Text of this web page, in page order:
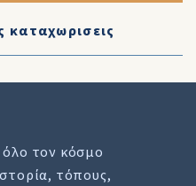
καταχωρισεις
όλο τον κόσμο
τόπους,